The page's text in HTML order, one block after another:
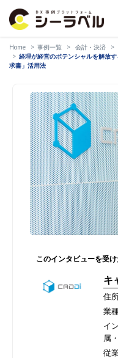
Home 事例一覧 会計・決済
経理が経営のポテンシャルを解放
求書」活用法​
このインタビューを受
キ
住
業
イ
属
従